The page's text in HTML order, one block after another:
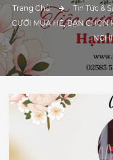
Trang Chủ Tin Tức &
CƯỚI MÙA HÈ, BẠN CHỌN